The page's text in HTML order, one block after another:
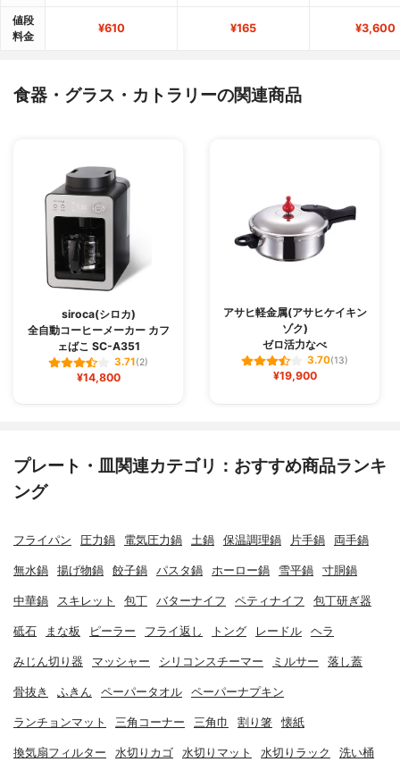
値段
料金
¥610 ¥165 ¥3,600
食器・グラス・カトラリーの関連商品
siroca(シロカ)
全自動コーヒーメーカー カフ
ェばこ SC-A351
3.71(2)
¥14,800
アサヒ軽金属(アサヒケイキン
ゾク)
ゼロ活力なべ
3.70(13)
¥19,900
プレート・皿関連カテゴリ：おすすめ商品ランキ
ング
フライパン 圧力鍋 電気圧力鍋 土鍋 保温調理鍋 片手鍋 両手鍋
無水鍋 揚げ物鍋 餃子鍋 パスタ鍋 ホーロー鍋 雪平鍋 寸胴鍋
中華鍋 スキレット 包丁 バターナイフ ペティナイフ 包丁研ぎ器
砥石 まな板 ピーラー フライ返し トング レードル ヘラ
みじん切り器 マッシャー シリコンスチーマー ミルサー 落し蓋
骨抜き ふきん ペーパータオル ペーパーナプキン
ランチョンマット 三角コーナー 三角巾 割り箸 懐紙
換気扇フィルター 水切りカゴ 水切りマット 水切りラック 洗い桶